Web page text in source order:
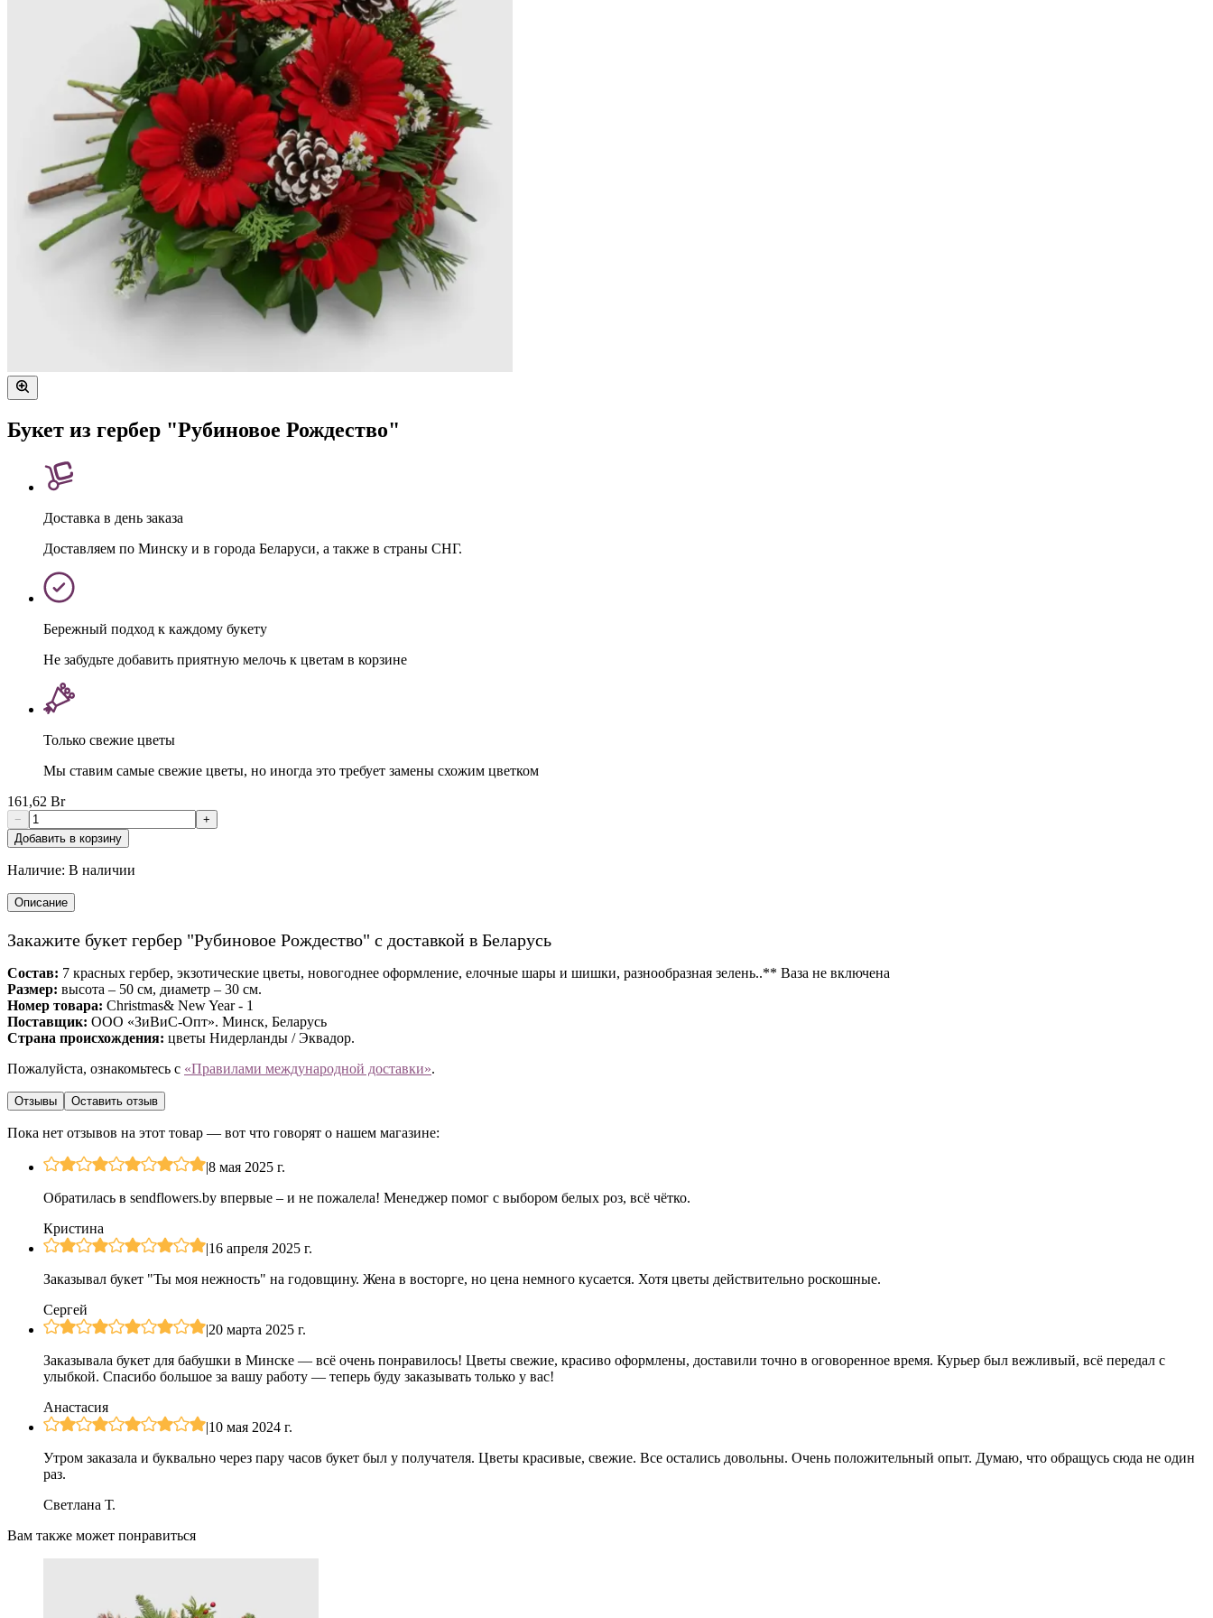
Букет из гербер "Рубиновое Рождество"
Доставка в день заказа
Доставляем по Минску и в города Беларуси, а также в страны СНГ.
Бережный подход к каждому букету
Не забудьте добавить приятную мелочь к цветам в корзине
Только свежие цветы
Мы ставим самые свежие цветы, но иногда это требует замены схожим цветком
161,62 Br
−
+
Добавить в корзину
Наличие: В наличии
Описание
Закажите букет гербер "Рубиновое Рождество" с доставкой в Беларусь
Состав: 7 красных гербер, экзотические цветы, новогоднее оформление, елочные шары и шишки, разнообразная зелень..** Ваза не включена
Размер: высота – 50 см, диаметр – 30 см.
Номер товара: Christmas& New Year - 1
Поставщик: ООО «ЗиВиС-Опт». Минск, Беларусь
Страна происхождения: цветы Нидерланды / Эквадор.
Пожалуйста, ознакомьтесь с «Правилами международной доставки».
Отзывы Оставить отзыв
Пока нет отзывов на этот товар — вот что говорят о нашем магазине:
|8 мая 2025 г.
Обратилась в sendflowers.by впервые – и не пожалела! Менеджер помог с выбором белых роз, всё чётко.
Кристина
|16 апреля 2025 г.
Заказывал букет "Ты моя нежность" на годовщину. Жена в восторге, но цена немного кусается. Хотя цветы действительно роскошные.
Сергей
|20 марта 2025 г.
Заказывала букет для бабушки в Минске — всё очень понравилось! Цветы свежие, красиво оформлены, доставили точно в оговоренное время. Курьер был вежливый, всё передал с
улыбкой. Спасибо большое за вашу работу — теперь буду заказывать только у вас!
Анастасия
|10 мая 2024 г.
Утром заказала и буквально через пару часов букет был у получателя. Цветы красивые, свежие. Все остались довольны. Очень положительный опыт. Думаю, что обращусь сюда не один
раз.
Светлана Т.
Вам также может понравиться